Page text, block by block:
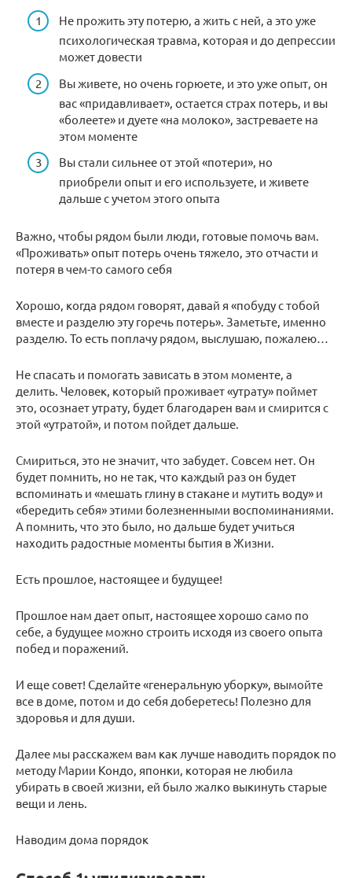
Не прожить эту потерю, а жить с ней, а это уже
психологическая травма, которая и до депрессии
может довести
Вы живете, но очень горюете, и это уже опыт, он
вас «придавливает», остается страх потерь, и вы
«болеете» и дуете «на молоко», застреваете на
этом моменте
Вы стали сильнее от этой «потери», но
приобрели опыт и его используете, и живете
дальше с учетом этого опыта
Важно, чтобы рядом были люди, готовые помочь вам.
«Проживать» опыт потерь очень тяжело, это отчасти и
потеря в чем-то самого себя
Хорошо, когда рядом говорят, давай я «побуду с тобой
вместе и разделю эту горечь потерь». Заметьте, именно
разделю. То есть поплачу рядом, выслушаю, пожалею…
Не спасать и помогать зависать в этом моменте, а
делить. Человек, который проживает «утрату» поймет
это, осознает утрату, будет благодарен вам и смирится с
этой «утратой», и потом пойдет дальше.
Смириться, это не значит, что забудет. Совсем нет. Он
будет помнить, но не так, что каждый раз он будет
вспоминать и «мешать глину в стакане и мутить воду» и
«бередить себя» этими болезненными воспоминаниями.
А помнить, что это было, но дальше будет учиться
находить радостные моменты бытия в Жизни.
Есть прошлое, настоящее и будущее!
Прошлое нам дает опыт, настоящее хорошо само по
себе, а будущее можно строить исходя из своего опыта
побед и поражений.
И еще совет! Сделайте «генеральную уборку», вымойте
все в доме, потом и до себя доберетесь! Полезно для
здоровья и для души.
Далее мы расскажем вам как лучше наводить порядок по
методу Марии Кондо, японки, которая не любила
убирать в своей жизни, ей было жалко выкинуть старые
вещи и лень.
Наводим дома порядок